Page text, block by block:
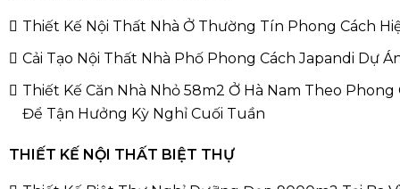
Thiết Kế Nội Thất Nhà Ở Thường Tín Phong Cách
Cải Tạo Nội Thất Nhà Phố Phong Cách Japandi Dự
Thiết Kế Căn Nhà Nhỏ 58m2 Ở Hà Nam Theo Phong
Để Tận Hưởng Kỳ Nghỉ Cuối Tuần
THIẾT KẾ NỘI THẤT BIỆT THỰ